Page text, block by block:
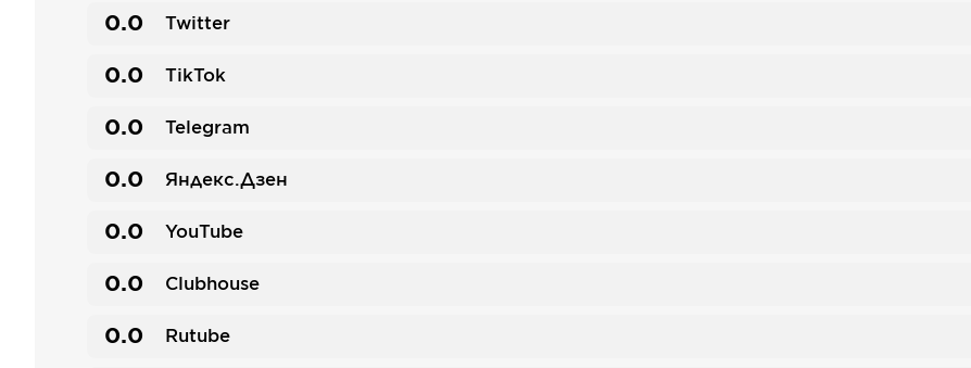
0.0 Twitter
0.0 TikTok
0.0 Telegram
0.0 Яндекс.Дзен
0.0 YouTube
0.0 Clubhouse
0.0 Rutube